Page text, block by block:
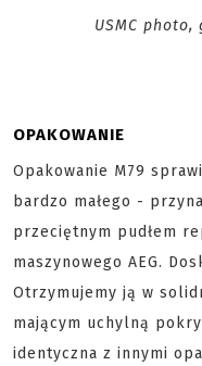
USMC
OPAKOWANIE
Opakowanie M79
bardzo małego -
przeciętnym pudłem
maszynowego AEG.
Otrzymujemy ją w
mającym uchylną
identyczna z innymi